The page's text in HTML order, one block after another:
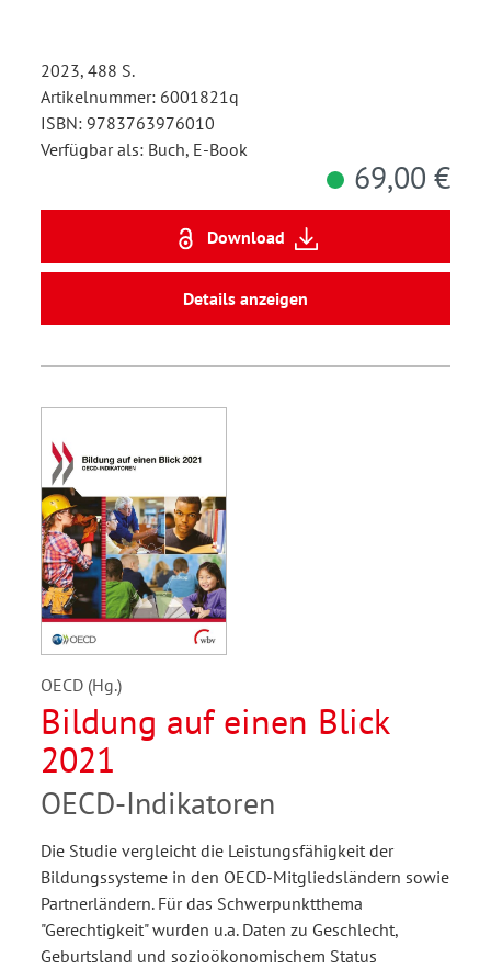
2023, 488 S.
Artikelnummer: 6001821q
ISBN: 9783763976010
Verfügbar als: Buch, E-Book
69,00 €
Download
Details anzeigen
OECD (Hg.)
Bildung auf einen Blick
2021
OECD-Indikatoren
Die Studie vergleicht die Leistungsfähigkeit der
Bildungssysteme in den OECD-Mitgliedsländern sowie
Partnerländern. Für das Schwerpunktthema
"Gerechtigkeit" wurden u.a. Daten zu Geschlecht,
Geburtsland und sozioökonomischem Status